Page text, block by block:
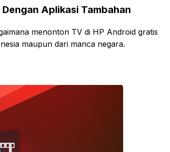
Aplikasi Tambahan
menonton TV di HP Android gratis
maupun dari manca negara.